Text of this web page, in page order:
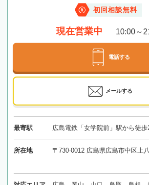
初回相談無料
現在営業中 10:00～
電話する
メールする
最寄駅 広島電鉄「女学院前」駅から徒歩
所在地 〒730-0012 広島県広島市中区上